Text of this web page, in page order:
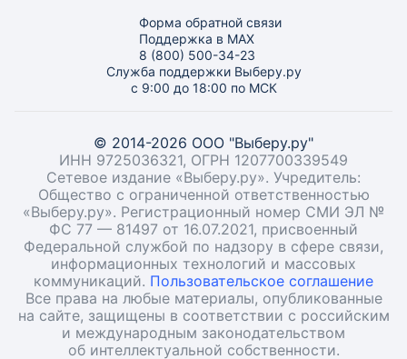
Форма обратной связи
Поддержка в MAX
8 (800) 500-34-23
Служба поддержки Выберу.ру
с 9:00 до 18:00 по МСК
© 2014-2026 ООО "Выберу.ру"
ИНН 9725036321, ОГРН 1207700339549
Сетевое издание «Выберу.ру». Учредитель:
Общество с ограниченной ответственностью
«Выберу.ру». Регистрационный номер СМИ ЭЛ №
ФС 77 — 81497 от 16.07.2021, присвоенный
Федеральной службой по надзору в сфере связи,
информационных технологий и массовых
коммуникаций. Пользовательское соглашение
Все права на любые материалы, опубликованные
на сайте, защищены в соответствии с российским
и международным законодательством
об интеллектуальной собственности.